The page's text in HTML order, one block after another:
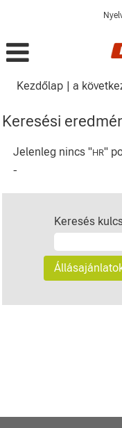
Kezdőlap | a
Keresési
Jelenleg nincs "HR"
-
Keresés